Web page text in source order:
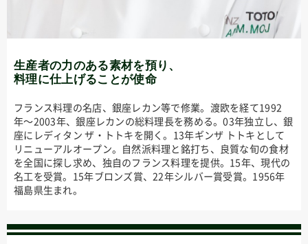
生産者の力のある素材を預り、
料理に仕上げることが使命
フランス料理の名店、銀座レカン等で修業。渡欧を経て1992
年〜2003年、銀座レカンの総料理長を務める。03年独立し、銀
座にレディタン ザ・トトキを開く。13年ギンザ トトキとして
リニューアルオープン。自然派料理と銘打ち、良質な旬の食材
を全国に探し求め、独自のフランス料理を提供。15年、現代の
名工を受賞。15年ブロンズ賞、22年シルバー賞受賞。1956年
福島県生まれ。